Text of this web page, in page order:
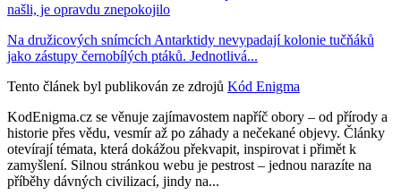
našli, je opravdu znepokojilo
Na družicových snímcích Antarktidy nevypadají kolonie tučňáků
jako zástupy černobílých ptáků. Jednotlivá...
Tento článek byl publikován ze zdrojů Kód Enigma
KodEnigma.cz se věnuje zajímavostem napříč obory – od přírody a
historie přes vědu, vesmír až po záhady a nečekané objevy. Články
otevírají témata, která dokážou překvapit, inspirovat i přimět k
zamyšlení. Silnou stránkou webu je pestrost – jednou narazíte na
příběhy dávných civilizací, jindy na...